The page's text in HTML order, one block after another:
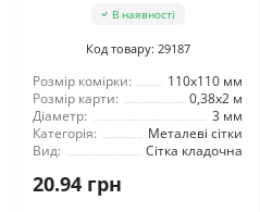
В наявності
Код товару: 29187
Розмір комірки:
110x110 мм
Розмір карти:
0,38x2 м
Діаметр:
3 мм
Категорія:
Металеві сітки
Вид:
Сітка кладочна
20.94 грн